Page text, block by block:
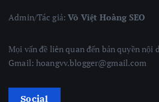
Admin/Tác giả:Võ Việt Hoàng SEO
Mọi vấn đề liên quan đến bản quyền nội
Gmail: hoangvv.blogger@gmail.com
Social